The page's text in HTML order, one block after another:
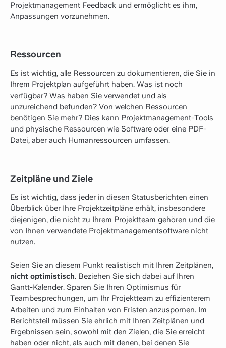
Projektmanagement Feedback und ermöglicht es ihm,
Anpassungen vorzunehmen.
Ressourcen
Es ist wichtig, alle Ressourcen zu dokumentieren, die Sie in
Ihrem Projektplan aufgeführt haben. Was ist noch
verfügbar? Was haben Sie verwendet und als
unzureichend befunden? Von welchen Ressourcen
benötigen Sie mehr? Dies kann Projektmanagement-Tools
und physische Ressourcen wie Software oder eine PDF-
Datei, aber auch Humanressourcen umfassen.
Zeitpläne und Ziele
Es ist wichtig, dass jeder in diesen Statusberichten einen
Überblick über Ihre Projektzeitpläne erhält, insbesondere
diejenigen, die nicht zu Ihrem Projektteam gehören und die
von Ihnen verwendete Projektmanagementsoftware nicht
nutzen.
Seien Sie an diesem Punkt realistisch mit Ihren Zeitplänen,
nicht optimistisch. Beziehen Sie sich dabei auf Ihren
Gantt-Kalender. Sparen Sie Ihren Optimismus für
Teambesprechungen, um Ihr Projektteam zu effizienterem
Arbeiten und zum Einhalten von Fristen anzuspornen. Im
Berichtsteil müssen Sie ehrlich mit Ihren Zeitplänen und
Ergebnissen sein, sowohl mit den Zielen, die Sie erreicht
haben oder nicht, als auch mit denen, bei denen Sie